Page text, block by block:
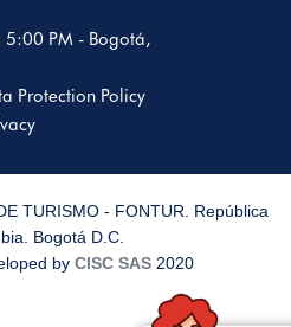
PM - Bogotá,
Protection Policy
TURISMO - FONTUR. República
Bogotá D.C.
by CISC SAS 2020